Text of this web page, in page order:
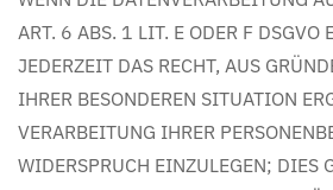
ART. 6 ABS. 1 LIT. E ODER F DSGVO
JEDERZEIT DAS RECHT, AUS
IHRER BESONDEREN SITUATION
VERARBEITUNG IHRER
WIDERSPRUCH EINZULEGEN; DIES